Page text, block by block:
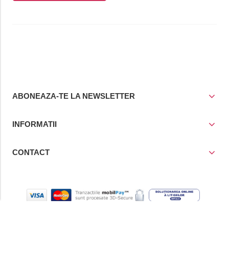
ABONEAZA-TE LA NEWSLETTER
INFORMATII
CONTACT